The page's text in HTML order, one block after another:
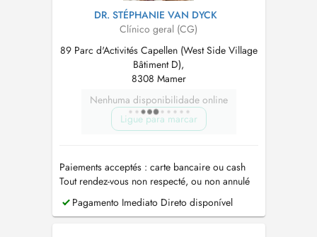
DR. STÉPHANIE VAN DYCK
Clínico geral (CG)
89 Parc d'Activités Capellen (West Side Village
Bâtiment D),
8308 Mamer
Nenhuma disponibilidade online
Ligue para marcar
Paiements acceptés : carte bancaire ou cash
Tout rendez-vous non respecté, ou non annulé
au moins 24h avant, sera facturé
Pagamento Imediato Direto disponível